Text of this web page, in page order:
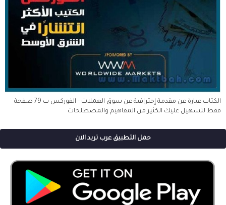
الكتاب عبارة عن مقدمة إحترافية عن سوق العملات - الفوركس ب 79 صفحة
فقط لتسهيل عليك الكثير من المفاهيم والمصطلحات
حمل التطبيق عرب تريد الان